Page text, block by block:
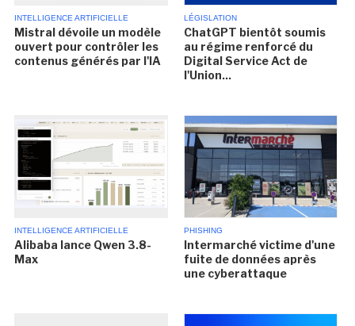
INTELLIGENCE ARTIFICIELLE
Mistral dévoile un modèle
ouvert pour contrôler les
contenus générés par l'IA
LÉGISLATION
ChatGPT bientôt soumis
au régime renforcé du
Digital Service Act de
l'Union...
INTELLIGENCE ARTIFICIELLE
Alibaba lance Qwen 3.8-
Max
PHISHING
Intermarché victime d'une
fuite de données après
une cyberattaque